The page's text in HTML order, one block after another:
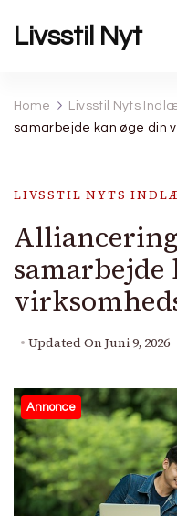
Livsstil Nyt
Home Livsstil Nyts
samarbejde kan øge din
LIVSSTIL NYTS
samarbejde
Updated On Juni 9, 2026
Annonce